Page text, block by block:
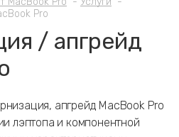
Pro
/ апгрейд
апгрейд MacBook Pro
лэптопа и компонентной